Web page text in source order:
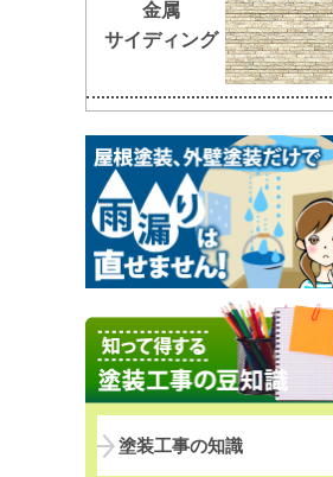
金属
サイディング
塗装工事の知識